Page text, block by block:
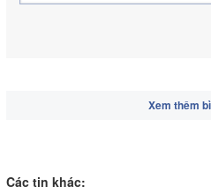
Xem thêm
Các tin khác: